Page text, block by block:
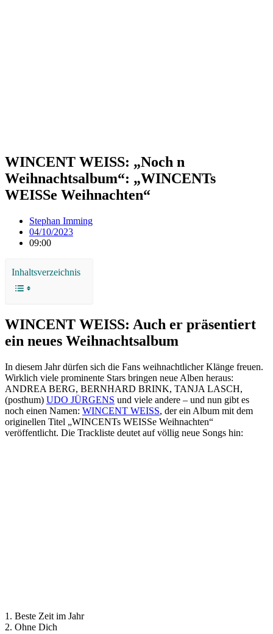
WINCENT WEISS: „Noch n
Weihnachtsalbum“: „WINCENTs
WEISSe Weihnachten“
Stephan Imming
04/10/2023
09:00
Inhaltsverzeichnis
WINCENT WEISS: Auch er präsentiert
ein neues Weihnachtsalbum
In diesem Jahr dürfen sich die Fans weihnachtlicher Klänge freuen.
Wirklich viele prominente Stars bringen neue Alben heraus:
ANDREA BERG, BERNHARD BRINK, TANJA LASCH,
(posthum) UDO JÜRGENS und viele andere – und nun gibt es
noch einen Namen: WINCENT WEISS, der ein Album mit dem
originellen Titel „WINCENTs WEISSe Weihnachten“
veröffentlicht. Die Trackliste deutet auf völlig neue Songs hin:
1. Beste Zeit im Jahr
2. Ohne Dich